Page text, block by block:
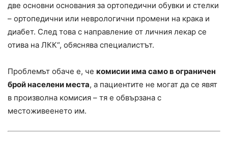
две основни основания за ортопедични обувки и стелки
– ортопедични или неврологични промени на крака и
диабет. След това с направление от личния лекар се
отива на ЛКК“, обяснява специалистът.
Проблемът обаче е, че комисии има само в ограничен
брой населени места, а пациентите не могат да се явят
в произволна комисия – тя е обвързана с
местоживеенето им.